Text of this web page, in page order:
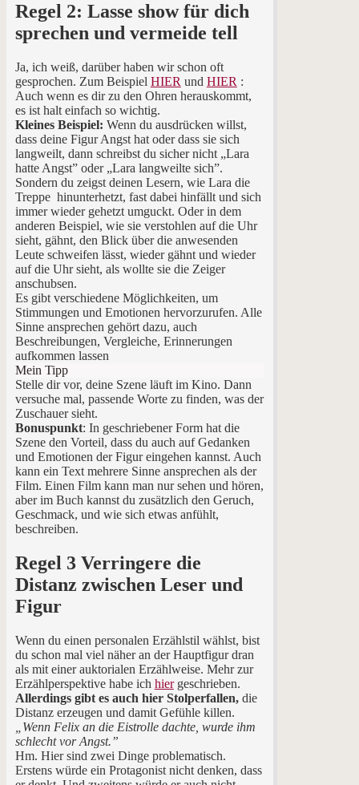
Regel 2: Lasse show für dich
sprechen und vermeide tell
Ja, ich weiß, darüber haben wir schon oft
gesprochen. Zum Beispiel HIER und HIER :
Auch wenn es dir zu den Ohren herauskommt,
es ist halt einfach so wichtig.
Kleines Beispiel: Wenn du ausdrücken willst,
dass deine Figur Angst hat oder dass sie sich
langweilt, dann schreibst du sicher nicht „Lara
hatte Angst” oder „Lara langweilte sich”.
Sondern du zeigst deinen Lesern, wie Lara die
Treppe hinunterhetzt, fast dabei hinfällt und sich
immer wieder gehetzt umguckt. Oder in dem
anderen Beispiel, wie sie verstohlen auf die Uhr
sieht, gähnt, den Blick über die anwesenden
Leute schweifen lässt, wieder gähnt und wieder
auf die Uhr sieht, als wollte sie die Zeiger
anschubsen.
Es gibt verschiedene Möglichkeiten, um
Stimmungen und Emotionen hervorzurufen. Alle
Sinne ansprechen gehört dazu, auch
Beschreibungen, Vergleiche, Erinnerungen
aufkommen lassen
Mein Tipp
Stelle dir vor, deine Szene läuft im Kino. Dann
versuche mal, passende Worte zu finden, was der
Zuschauer sieht.
Bonuspunkt: In geschriebener Form hat die
Szene den Vorteil, dass du auch auf Gedanken
und Emotionen der Figur eingehen kannst. Auch
kann ein Text mehrere Sinne ansprechen als der
Film. Einen Film kann man nur sehen und hören,
aber im Buch kannst du zusätzlich den Geruch,
Geschmack, und wie sich etwas anfühlt,
beschreiben.
Regel 3 Verringere die
Distanz zwischen Leser und
Figur
Wenn du einen personalen Erzählstil wählst, bist
du schon mal viel näher an der Hauptfigur dran
als mit einer auktorialen Erzählweise. Mehr zur
Erzählperspektive habe ich hiergeschrieben.
Allerdings gibt es auch hier Stolperfallen,die
Distanz erzeugen und damit Gefühle killen.
„Wenn Felix an die Eistrolle dachte, wurde ihm
schlecht vor Angst.”
Hm. Hier sind zwei Dinge problematisch.
Erstens würde ein Protagonist nicht denken, dass